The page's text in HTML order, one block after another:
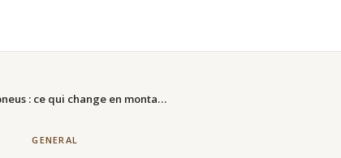
Altitude et pression des pneus : ce qui change en montagne
GENERAL